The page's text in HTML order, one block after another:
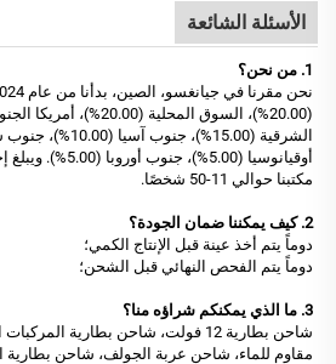
الأسئلة الشائعة
1. من نحن؟
أوقيانوسيا
مكتبنا حوالي 11-50 شخصًا.
2. كيف يمكننا ضمان الجودة؟
دوماً يتم أخذ عينة قبل الإنتاج الكمي؛
دوماً يتم الفحص النهائي قبل الشحن؛
3. ما الذي يمكنكم شراؤه منا؟
شاحن بطارية 12 فولت، شاحن بطارية
مقاوم للماء، شاحن عربة الجولف، شاحن بطارية